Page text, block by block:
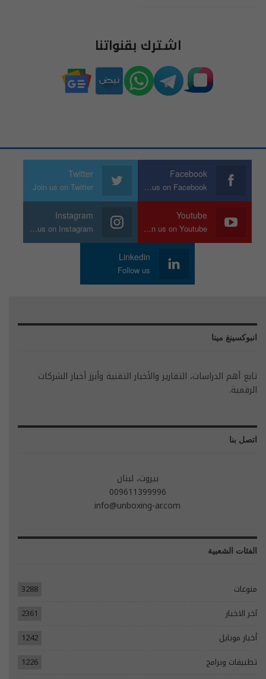
اشترك بقنواتنا
Facebook
Join us on Facebook
Twitter
Join us on Twitter
Youtube
Join us on Youtube
Instagram
Join us on Instagram
Linkedin
Follow us
انبوكسينغ مينا
تابع أهم الدراسات، التقارير والأخبار التقنية وأبرز أخبار الشركات
الرقمية.
اتصل بنا
بيروت، لبنان
009611399996
info@unboxing-ar.com
الفئات الشعبية
منوعات
3288
آخر الاخبار
2361
أخبار موبايل
1242
تطبيقات وبرامج
1226